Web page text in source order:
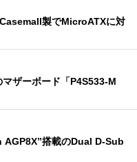
製でMicroATXに対
ザーボード「P4S533-M
搭載のDual D-Sub